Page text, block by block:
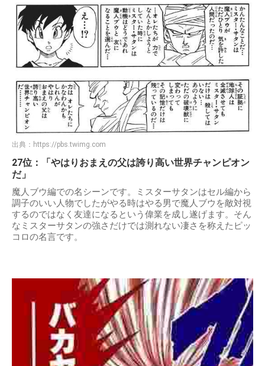
出典： https://pbs.twimg.com
27位：「やはりおまえの父は誇り高い世界チャンピオン
だ」
魔人ブウ編での名シーンです。ミスターサタンはセル編から
調子のいい人物でしたがやる時はやる男で魔人ブウを敵対視
するのではなく友達になるという偉業を成し遂げます。そん
なミスターサタンの強さだけでは測れない凄さを称えたピッ
コロの名言です。